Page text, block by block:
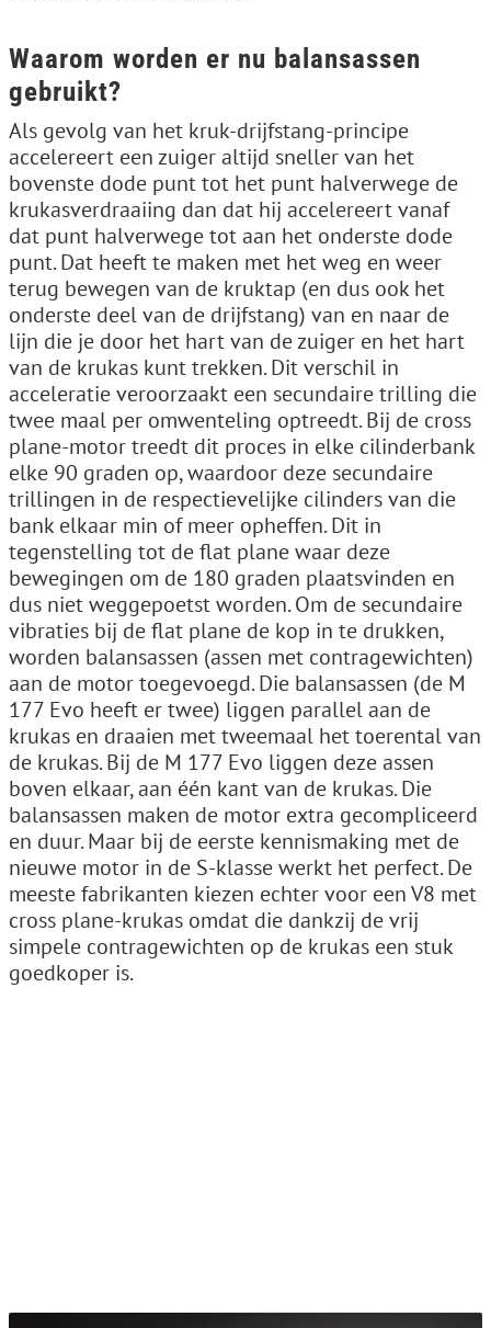
Waarom worden er nu balansassen
gebruikt?
Als gevolg van het kruk-drijfstang-principe
accelereert een zuiger altijd sneller van het
bovenste dode punt tot het punt halverwege de
krukasverdraaiing dan dat hij accelereert vanaf
dat punt halverwege tot aan het onderste dode
punt. Dat heeft te maken met het weg en weer
terug bewegen van de kruktap (en dus ook het
onderste deel van de drijfstang) van en naar de
lijn die je door het hart van de zuiger en het hart
van de krukas kunt trekken. Dit verschil in
acceleratie veroorzaakt een secundaire trilling die
twee maal per omwenteling optreedt. Bij de cross
plane-motor treedt dit proces in elke cilinderbank
elke 90 graden op, waardoor deze secundaire
trillingen in de respectievelijke cilinders van die
bank elkaar min of meer opheffen. Dit in
tegenstelling tot de flat plane waar deze
bewegingen om de 180 graden plaatsvinden en
dus niet weggepoetst worden. Om de secundaire
vibraties bij de flat plane de kop in te drukken,
worden balansassen (assen met contragewichten)
aan de motor toegevoegd. Die balansassen (de M
177 Evo heeft er twee) liggen parallel aan de
krukas en draaien met tweemaal het toerental van
de krukas. Bij de M 177 Evo liggen deze assen
boven elkaar, aan één kant van de krukas. Die
balansassen maken de motor extra gecompliceerd
en duur. Maar bij de eerste kennismaking met de
nieuwe motor in de S-klasse werkt het perfect. De
meeste fabrikanten kiezen echter voor een V8 met
cross plane-krukas omdat die dankzij de vrij
simpele contragewichten op de krukas een stuk
goedkoper is.